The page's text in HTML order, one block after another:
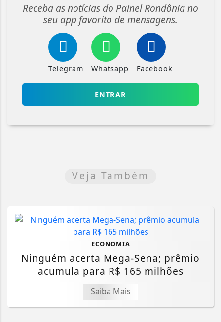
Receba as notícias do Painel Rondônia no
seu app favorito de mensagens.
Telegram Whatsapp Facebook
ENTRAR
Veja Também
ECONOMIA
Ninguém acerta Mega-Sena; prêmio
acumula para R$ 165 milhões
Saiba Mais